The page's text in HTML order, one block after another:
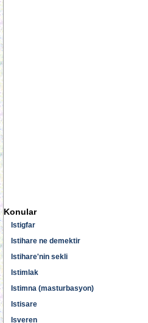
Konular
Istigfar
Istihare ne demektir
Istihare'nin sekli
Istimlak
Istimna (masturbasyon)
Istisare
Isveren